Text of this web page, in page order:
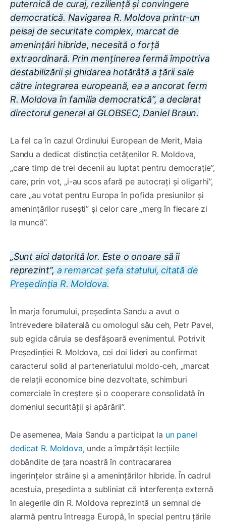
puternică de curaj, reziliență și convingere
democratică. Navigarea R. Moldova printr-un
peisaj de securitate complex, marcat de
amenințări hibride, necesită o forță
extraordinară. Prin menținerea fermă împotriva
destabilizării și ghidarea hotărâtă a țării sale
către integrarea europeană, ea a ancorat ferm
R. Moldova în familia democratică”, a declarat
directorul general al GLOBSEC, Daniel Braun.
La fel ca în cazul Ordinului European de Merit, Maia
Sandu a dedicat distincția cetățenilor R. Moldova,
„care timp de trei decenii au luptat pentru democrație”,
care, prin vot, „i-au scos afară pe autocrați și oligarhi”,
care „au votat pentru Europa în pofida presiunilor și
amenințărilor rusești” și celor care „merg în fiecare zi
la muncă”.
„Sunt aici datorită lor. Este o onoare să îi
reprezint”, a remarcat șefa statului, citată de
Președinția R. Moldova.
În marja forumului, președinta Sandu a avut o
întrevedere bilaterală cu omologul său ceh, Petr Pavel,
sub egida căruia se desfășoară evenimentul. Potrivit
Președinției R. Moldova, cei doi lideri au confirmat
caracterul solid al parteneriatului moldo-ceh, „marcat
de relații economice bine dezvoltate, schimburi
comerciale în creștere și o cooperare consolidată în
domeniul securității și apărării”.
De asemenea, Maia Sandu a participat la un panel
dedicat R. Moldova, unde a împărtășit lecțiile
dobândite de țara noastră în contracararea
ingerințelor străine și a amenințărilor hibride. În cadrul
acestuia, președinta a subliniat că interferența externă
în alegerile din R. Moldova reprezintă un semnal de
alarmă pentru întreaga Europă, în special pentru țările